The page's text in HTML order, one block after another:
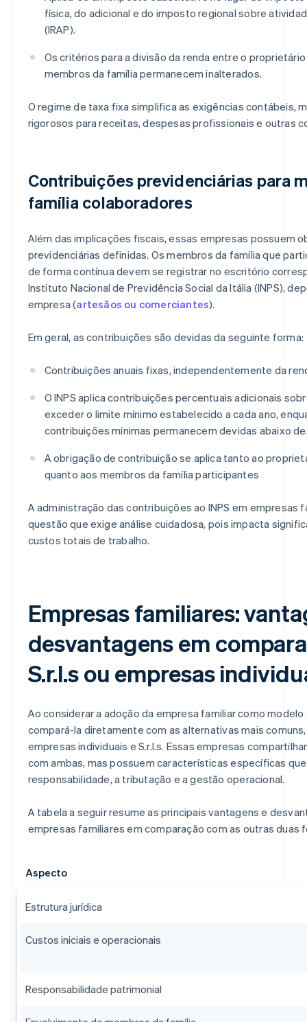
física, do adicional e do imposto regional sobre
(IRAP).
Os critérios para a divisão da renda entre o
membros da família permanecem inalterados.
O regime de taxa fixa simplifica as exigências contábeis,
rigorosos para receitas, despesas profissionais e outras
Contribuições previdenciárias para
família colaboradores
Além das implicações fiscais, essas empresas possuem
previdenciárias definidas. Os membros da família que
de forma contínua devem se registrar no escritório
Instituto Nacional de Previdência Social da Itália (INPS),
empresa (artesãos ou comerciantes).
Em geral, as contribuições são devidas da seguinte forma:
Contribuições anuais fixas, independentemente da
O INPS aplica contribuições percentuais adicionais
exceder o limite mínimo estabelecido a cada ano,
contribuições mínimas permanecem devidas abaixo
A obrigação de contribuição se aplica tanto ao
quanto aos membros da família participantes
A administração das contribuições ao INPS em empresas
questão que exige análise cuidadosa, pois impacta
custos totais de trabalho.
Empresas familiares:
desvantagens em
S.r.l.s ou empresas
Ao considerar a adoção da empresa familiar como modelo
compará-la diretamente com as alternativas mais
empresas individuais e S.r.l.s. Essas empresas
com ambas, mas possuem características específicas
responsabilidade, a tributação e a gestão operacional.
A tabela a seguir resume as principais vantagens e
empresas familiares em comparação com as outras duas
Aspecto​
Estrutura jurídica
Custos iniciais e operacionais
Responsabilidade patrimonial